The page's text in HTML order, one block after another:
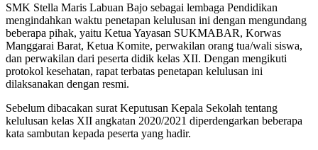
SMK Stella Maris Labuan Bajo sebagai lembaga Pendidikan
mengindahkan waktu penetapan kelulusan ini dengan mengundang
beberapa pihak, yaitu Ketua Yayasan SUKMABAR, Korwas
Manggarai Barat, Ketua Komite, perwakilan orang tua/wali siswa,
dan perwakilan dari peserta didik kelas XII. Dengan mengikuti
protokol kesehatan, rapat terbatas penetapan kelulusan ini
dilaksanakan dengan resmi.
Sebelum dibacakan surat Keputusan Kepala Sekolah tentang
kelulusan kelas XII angkatan 2020/2021 diperdengarkan beberapa
kata sambutan kepada peserta yang hadir.